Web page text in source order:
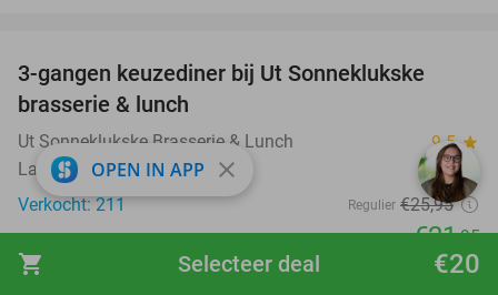
shopping_cart €20
Selecteer deal
3-gangen keuzediner bij Ut Sonneklukske
brasserie & lunch
Ut Sonneklukske Brasserie & Lunch 9.5 star
Landgraaf
Verkocht: 211
Regulier €25,95
€21,95
OPEN IN APP close